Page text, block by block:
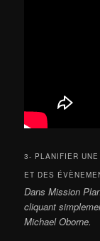
3- PLANIFIER
ET DES
Dans Mission
cliquant
Michael Oborne.